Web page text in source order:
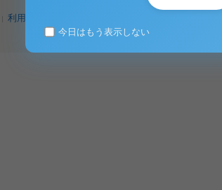
利用規約
今日はもう表示しない